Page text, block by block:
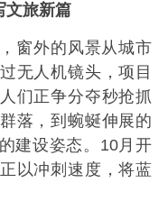
文旅新篇
窗外的风景从城市
无人机镜头，项目
们正争分夺秒抢抓
落，到蜿蜒伸展的
建设姿态。10月开
以冲刺速度，将蓝